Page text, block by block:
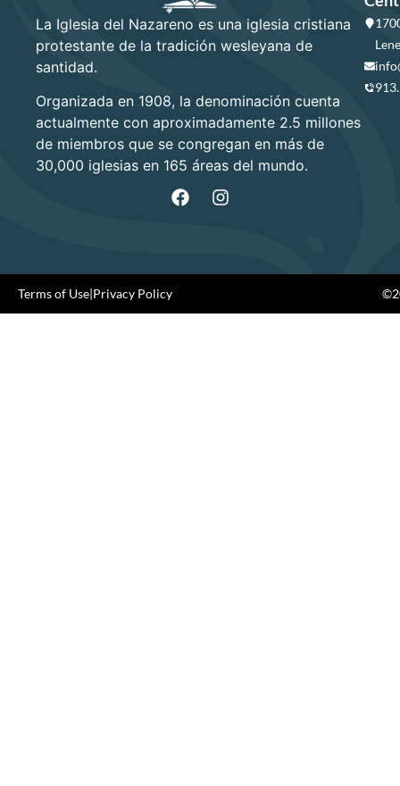
La Iglesia del Nazareno es una iglesia cristiana
protestante de la tradición wesleyana de
santidad.
Organizada en 1908, la denominación cuenta
actualmente con aproximadamente 2.5 millones
de miembros que se congregan en más de
30,000 iglesias en 165 áreas del mundo.
Terms of Use Privacy Policy